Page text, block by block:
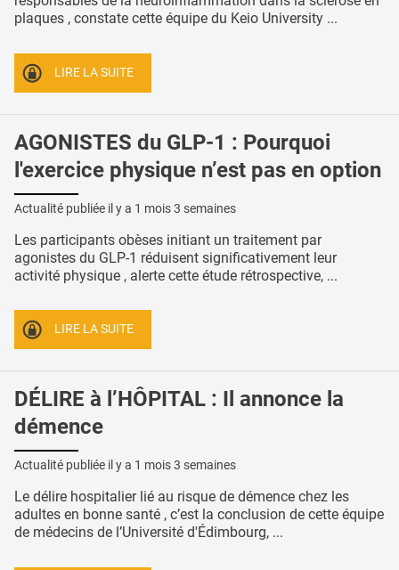
plaques , constate cette équipe du Keio University ...
LIRE LA SUITE
AGONISTES du GLP-1 : Pourquoi
l'exercice physique n’est pas en option
Actualité publiée il y a 1 mois 3 semaines
Les participants obèses initiant un traitement par
agonistes du GLP-1 réduisent significativement leur
activité physique , alerte cette étude rétrospective, ...
LIRE LA SUITE
DÉLIRE à l’HÔPITAL : Il annonce la
démence
Actualité publiée il y a 1 mois 3 semaines
Le délire hospitalier lié au risque de démence chez les
adultes en bonne santé , c’est la conclusion de cette équipe
de médecins de l’Université d'Édimbourg, ...